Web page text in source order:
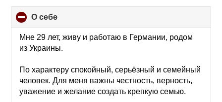
О себе
to
collapse
contents
Мне 29 лет, живу и работаю в Германии, родом
из Украины.
По характеру спокойный, серьёзный и семейный
человек. Для меня важны честность, верность,
уважение и желание создать крепкую семью.